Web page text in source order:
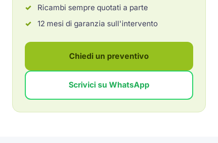
Ricambi sempre quotati a parte
12 mesi di garanzia sull'intervento
Chiedi un preventivo
Scrivici su WhatsApp